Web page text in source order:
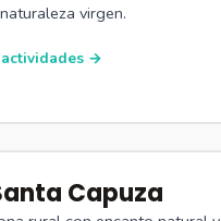
virgen.
→
Capuza